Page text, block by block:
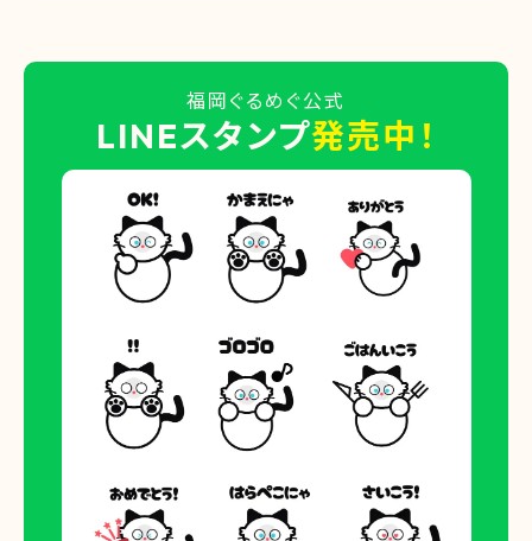
福岡ぐるめぐ公式
LINEスタンプ発売中！